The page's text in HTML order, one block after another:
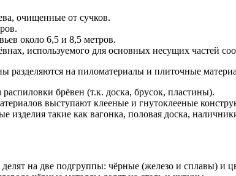
очищенные от сучков.
около 6,5 и 8,5 метров.
используемого для основных несущих частей
разделяются на пиломатериалы и плиточные
брёвен (т.к. доска, брусок, пластины).
выступают клееные и гнутоклееные
изделия такие как вагонка, половая доска,
на две подгруппы: чёрные (железо и сплавы) и